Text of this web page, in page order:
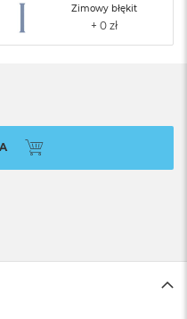
Zimowy błękit